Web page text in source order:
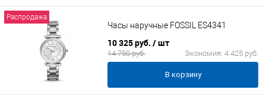
Распродажа
Часы наручные FOSSIL ES4341
10 325 руб. / шт
14 750 руб. Экономия: 4 425 руб.
В корзину